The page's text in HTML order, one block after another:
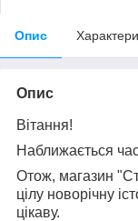
Опис
Опис
Вітання!
Наближається час
Отож, магазин
цілу новорічну
цікаву.